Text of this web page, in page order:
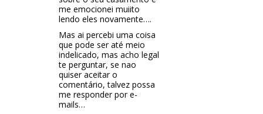
me emocionei muiito
lendo eles novamente….
Mas ai percebi uma coisa
que pode ser até meio
indelicado, mas acho legal
te perguntar, se nao
quiser aceitar o
comentário, talvez possa
me responder por e-
mails…